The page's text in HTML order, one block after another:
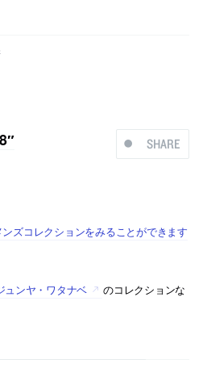
SHARE
ズコレクションをみることができます
ュンヤ・ワタナベ
のコレクションな